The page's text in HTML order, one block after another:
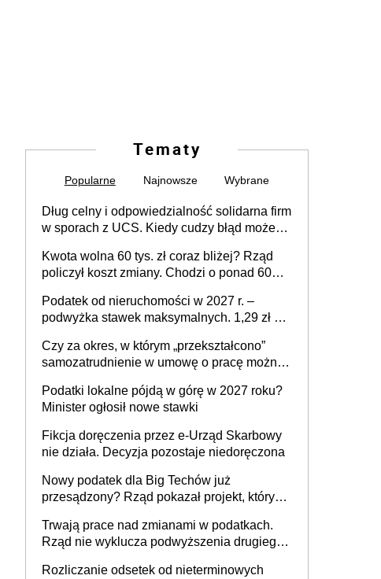
Tematy
Popularne Najnowsze Wybrane
Dług celny i odpowiedzialność solidarna firm
w sporach z UCS. Kiedy cudzy błąd może
Kwota wolna 60 tys. zł coraz bliżej? Rząd
policzył koszt zmiany. Chodzi o ponad 60
Podatek od nieruchomości w 2027 r. –
podwyżka stawek maksymalnych. 1,29 zł za
budynków i lokali związanych z
prowadzeniem działalności gospodarczej
Czy za okres, w którym „przekształcono”
samozatrudnienie w umowę o pracę można
umowy cywilnoprawnej jedynym
racjonalnym wyjściem
Podatki lokalne pójdą w górę w 2027 roku?
Minister ogłosił nowe stawki
Fikcja doręczenia przez e-Urząd Skarbowy
nie działa. Decyzja pozostaje niedoręczona
Nowy podatek dla Big Techów już
przesądzony? Rząd pokazał projekt, który
Trwają prace nad zmianami w podatkach.
Rząd nie wyklucza podwyższenia drugiego
Rozliczanie odsetek od nieterminowych